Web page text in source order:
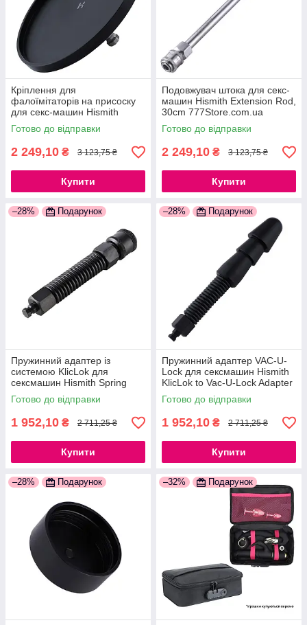
Кріплення для
фалоїмітаторів на присоску
для секс-машин Hismith
Suction Cup Adapter 4.5 ⁇
KlicLok 777Store.com.ua
Готово до відправки
2 249,10 ₴ 3 123,75 ₴
Купити
Подовжувач штока для секс-
машин Hismith Extension Rod,
30cm 777Store.com.ua
Готово до відправки
2 249,10 ₴ 3 123,75 ₴
Купити
–28% Подарунок
Пружинний адаптер із
системою KlicLok для
сексмашин Hismith Spring
Connector 777Store.com.ua
Готово до відправки
1 952,10 ₴ 2 711,25 ₴
Купити
–28% Подарунок
Пружинний адаптер VAC-U-
Lock для сексмашин Hismith
KlicLok to Vac-U-Lock Adapter
777Store.com.ua
Готово до відправки
1 952,10 ₴ 2 711,25 ₴
Купити
–28% Подарунок –32% Подарунок